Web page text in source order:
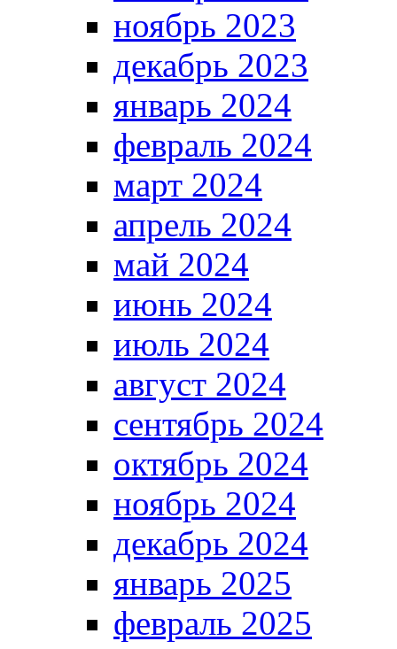
ноябрь 2023
декабрь 2023
январь 2024
февраль 2024
март 2024
апрель 2024
май 2024
июнь 2024
июль 2024
август 2024
сентябрь 2024
октябрь 2024
ноябрь 2024
декабрь 2024
январь 2025
февраль 2025